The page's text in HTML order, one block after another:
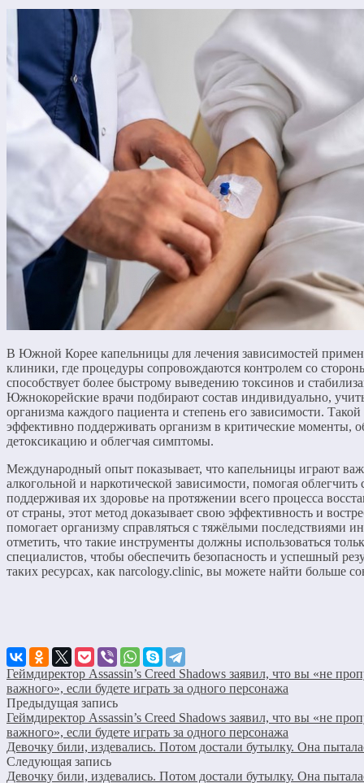
В Южной Корее капельницы для лечения зависимостей
клиники, где процедуры сопровождаются контролем со
способствует более быстрому выведению токсинов и
Южнокорейские врачи подбирают состав индивидуально,
организма каждого пациента и степень его зависимости. Такой
эффективно поддерживать организм в критические моменты,
детоксикацию и облегчая симптомы.
Международный опыт показывает, что капельницы играют
алкогольной и наркотической зависимости, помогая облегчить
поддерживая их здоровье на протяжении всего процесса
от страны, этот метод доказывает свою эффективность и
помогает организму справляться с тяжёлыми последствиями
отметить, что такие инструменты должны использоваться
специалистов, чтобы обеспечить безопасность и успешный
таких ресурсах, как narcology.clinic, вы можете найти больше
Геймдиректор Assassin’s Creed Shadows заявил, что вы «не
важного», если будете играть за одного персонажа
Предыдущая запись
Геймдиректор Assassin’s Creed Shadows заявил, что вы «не
важного», если будете играть за одного персонажа
Девочку били, издевались. Потом достали бутылку. Она
Следующая запись
Девочку били, издевались. Потом достали бутылку. Она